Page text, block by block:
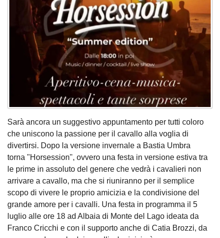
Sarà ancora un suggestivo appuntamento per tutti coloro
che uniscono la passione per il cavallo alla voglia di
divertirsi. Dopo la versione invernale a Bastia Umbra
torna "Horsession", ovvero una festa in versione estiva tra
le prime in assoluto del genere che vedrà i cavalieri non
arrivare a cavallo, ma che si riuniranno per il semplice
scopo di vivere le proprio amicizia e la condivisione del
grande amore per i cavalli. Una festa in programma il 5
luglio alle ore 18 ad Albaia di Monte del Lago ideata da
Franco Cricchi e con il supporto anche di Catia Brozzi, da